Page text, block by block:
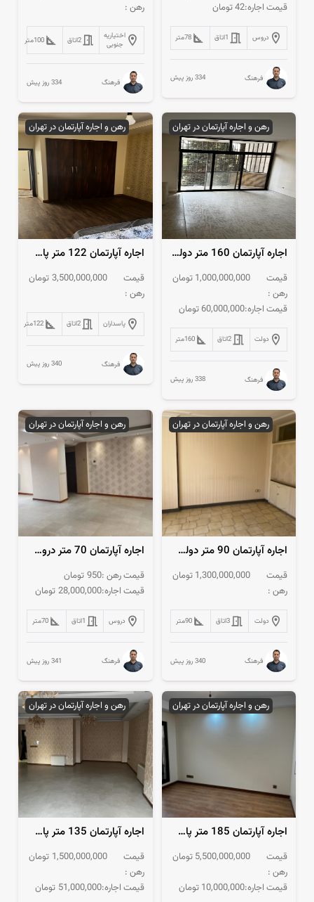
قیمت اجاره:42تومان
دروس 1اتاق 78متر
فرهنگ 334 روز پیش
رهن :
اختیاریه
جنوبی
2اتاق 100متر
فرهنگ 334 روز پیش
رهن و اجاره آپارتمان در تهران
اجاره آپارتمان 160 متر دولت نورگیر و دنج
قیمت
رهن :
1,000,000,000 تومان
قیمت اجاره:60,000,000 تومان
دولت 2اتاق 160متر
فرهنگ 338 روز پیش
رهن و اجاره آپارتمان در تهران
اجاره آپارتمان 122 متر پاسداران خوش نقشه
قیمت
رهن :
3,500,000,000 تومان
پاسداران 2اتاق 122متر
فرهنگ 340 روز پیش
رهن و اجاره آپارتمان در تهران
اجاره آپارتمان 90 متر دولت 3 خواب
قیمت
رهن :
1,300,000,000 تومان
دولت 3اتاق 90متر
فرهنگ 340 روز پیش
رهن و اجاره آپارتمان در تهران
اجاره آپارتمان 70 متر دروس یک خوابه
قیمت رهن :950 تومان
قیمت اجاره:28,000,000 تومان
دروس 1اتاق 70متر
فرهنگ 341 روز پیش
رهن و اجاره آپارتمان در تهران
اجاره آپارتمان 185 متر پاسداران 3 خواب
قیمت
رهن :
5,500,000,000 تومان
قیمت اجاره:10,000,000 تومان
رهن و اجاره آپارتمان در تهران
اجاره آپارتمان 135 متر پاسداران 3 پارکینگ سندی
قیمت
رهن :
1,500,000,000 تومان
قیمت اجاره:51,000,000 تومان